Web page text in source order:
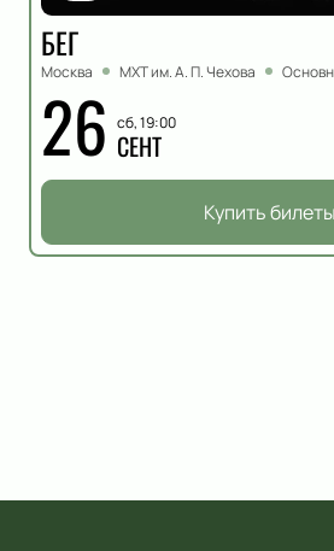
БЕГ
Москва МХТ им. А. П. Чехова
26 сб, 19:00
СЕНТ
Купить билеты